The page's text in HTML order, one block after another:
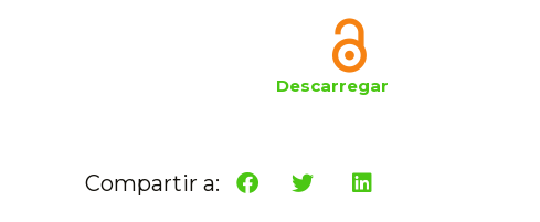
Descarregar
Compartir a: